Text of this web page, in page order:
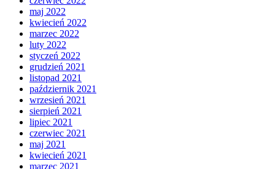
maj 2022
kwiecień 2022
marzec 2022
luty 2022
styczeń 2022
grudzień 2021
listopad 2021
październik 2021
wrzesień 2021
sierpień 2021
lipiec 2021
czerwiec 2021
maj 2021
kwiecień 2021
marzec 2021